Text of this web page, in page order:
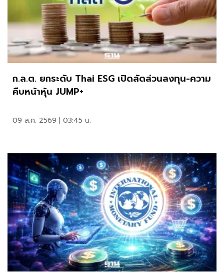
ก.ล.ต. ยกระดับ Thai ESG เปิดสัดส่วนลงทุน-ความ
คืบหน้าหุ้น JUMP+
09 ส.ค. 2569 | 03:45 น.